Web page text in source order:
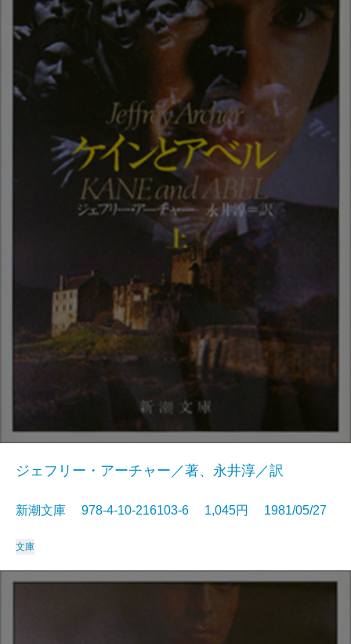
ジェフリー・アーチャー／著、永井淳／訳
新潮文庫 978-4-10-216103-6 1,045円 1981/05/27
文庫